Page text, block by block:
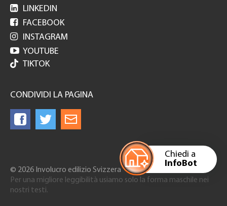
Chiedi a
InfoBot
 LINKEDIN
 FACEBOOK
 INSTAGRAM
 YOUTUBE
TIKTOK
CONDIVIDI LA PAGINA
© 2026 Involucro edilizio Svizzera
Per una migliore leggibilità usiamo solo la forma maschile nei
nostri testi.